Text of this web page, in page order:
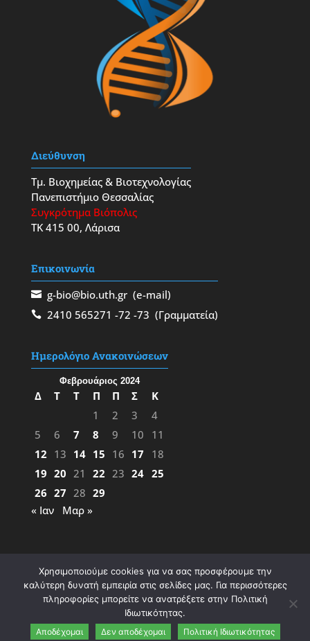
Διεύθυνση
Τμ. Βιοχημείας & Βιοτεχνολογίας
Πανεπιστήμιο Θεσσαλίας
Συγκρότημα Βιόπολις
ΤΚ 415 00, Λάρισα
Επικοινωνία
g-bio@bio.uth.gr(e-mail)
2410 565271 -72 -73 (Γραμματεία)
Ημερολόγιο Ανακοινώσεων
Φεβρουάριος 2024
Δ Τ Τ Π Π Σ
Κ
1
2 3
4
5
6 7 8 9 10
11
12 13 14 15 16 17
18
19 20 21 22 23 24 25
26 27 28 29
« Ιαν
Μαρ »
Σχεδίαση & Υλοποίηση:ΦΚ
Πολιτική Ιδιωτικότητας
Χρησιμοποιούμε cookies για να σας προσφέρουμε την
καλύτερη δυνατή εμπειρία στις σελίδες μας. Για περισσότερες
πληροφορίες μπορείτε να ανατρέξετε στην Πολιτική
Ιδιωτικότητας.
Αποδέχομαι Δεν αποδέχομαι Πολιτική Ιδιωτικότητας